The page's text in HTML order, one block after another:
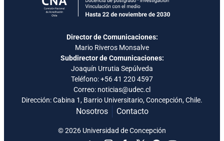
Director de Comunicaciones:
Mario Riveros Monsalve
Subdirector de Comunicaciones:
Joaquín Urrutia Sepúlveda
Teléfono:+56 41 220 4597
Correo: noticias@udec.cl
Dirección: Cabina 1, Barrio Universitario, Concepción, Chile.
Nosotros Contacto
© 2026 Universidad de Concepción